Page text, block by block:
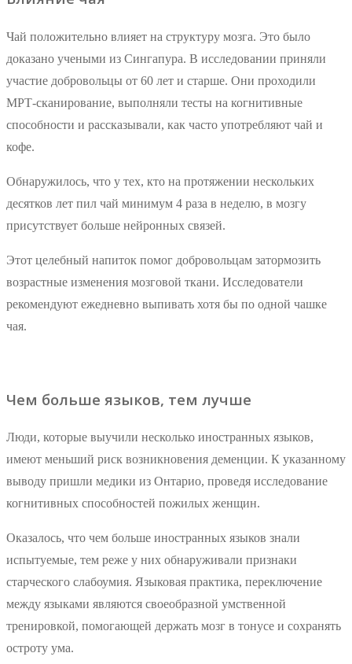
Чай положительно влияет на структуру мозга. Это было
доказано учеными из Сингапура. В исследовании приняли
участие добровольцы от 60 лет и старше. Они проходили
МРТ-сканирование, выполняли тесты на когнитивные
способности и рассказывали, как часто употребляют чай и
кофе.
Обнаружилось, что у тех, кто на протяжении нескольких
десятков лет пил чай минимум 4 раза в неделю, в мозгу
присутствует больше нейронных связей.
Этот целебный напиток помог добровольцам затормозить
возрастные изменения мозговой ткани. Исследователи
рекомендуют ежедневно выпивать хотя бы по одной чашке
чая.
Чем больше языков, тем лучше
Люди, которые выучили несколько иностранных языков,
имеют меньший риск возникновения деменции. К указанному
выводу пришли медики из Онтарио, проведя исследование
когнитивных способностей пожилых женщин.
Оказалось, что чем больше иностранных языков знали
испытуемые, тем реже у них обнаруживали признаки
старческого слабоумия. Языковая практика, переключение
между языками являются своеобразной умственной
тренировкой, помогающей держать мозг в тонусе и сохранять
остроту ума.